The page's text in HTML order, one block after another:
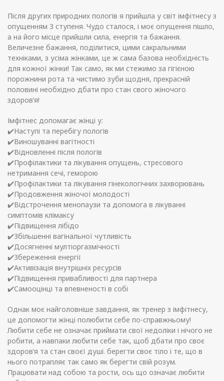
Після других природних пологів я прийшла у світ імфітнесу з
опущенням 3 ступеня. Чудо сталося, і моє опущення пішло,
а на його місце прийшли сила, енергія та бажання.
Величезне бажання, поділитися, цими сакральними
техніками, з усіма жінками, це ж сама базова необхідність
для кожної жінки! Так само, як ми стежимо за гігієною
порожнини рота та чистимо зуби щодня, прекрасній
половині необхідно дбати про стан свого жіночого
здоров’я!
Імфітнес допомагає жінці у:
✔️Наступі та перебігу пологів
✔️Виношуванні вагітності
✔️Відновленні після пологів
✔️Профілактики та лікування опущень, стресового
нетримання сечі, геморою
✔️Профілактики та лікування гінекологічних захворювань
✔️Продовження жіночої молодості
✔️Відстрочення менопаузи та допомога в лікуванні
симптомів клімаксу
✔️Підвищення лібідо
✔️Збільшенні вагінальної чутливість
✔️Досягненні мултіоргазмічності
✔️Збереження енергії
✔️Активізація внутрішніх ресурсів
✔️Підвищення привабливості для партнера
✔️Самооцінці та впевненості в собі
Однак моє найголовніше завдання, як тренер з імфітнесу,
це допомогти жінці полюбити себе по-справжньому!
Любити себе не означає приймати свої недоліки і нічого не
робити, а навпаки любити себе так, щоб дбати про своє
здоров’я та стан своєї душі. берегти своє тіло і те, що в
нього потрапляє так само як берегти свій розум.
Працювати над собою та рости, ось що означає любити